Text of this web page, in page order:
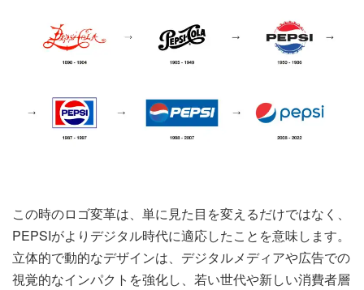
この時のロゴ変革は、単に見た目を変えるだけではなく、
PEPSIがよりデジタル時代に適応したことを意味します。
立体的で動的なデザインは、デジタルメディアや広告での
視覚的なインパクトを強化し、若い世代や新しい消費者層